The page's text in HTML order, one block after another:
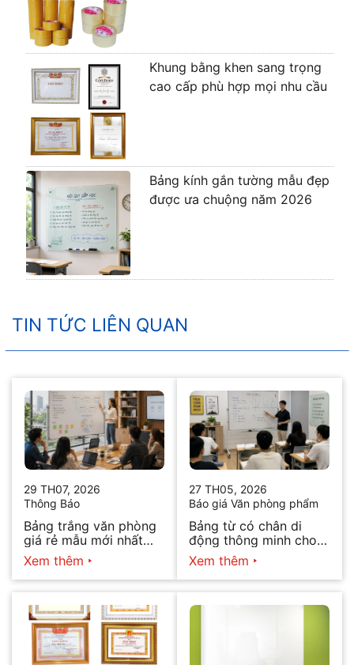
Khung bằng khen sang trọng
cao cấp phù hợp mọi nhu cầu
Bảng kính gắn tường mẫu đẹp
được ưa chuộng năm 2026
TIN TỨC LIÊN QUAN
29 TH07, 2026
Thông Báo
Bảng trắng văn phòng
giá rẻ mẫu mới nhất
2026
Xem thêm
27 TH05, 2026
Báo giá Văn phòng phẩm
Bảng từ có chân di
động thông minh cho
văn phòng hiện đại
Xem thêm